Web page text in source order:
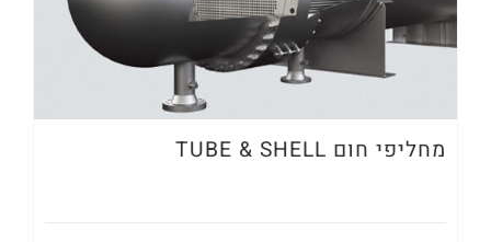
מחליפי חום TUBE & SHELL